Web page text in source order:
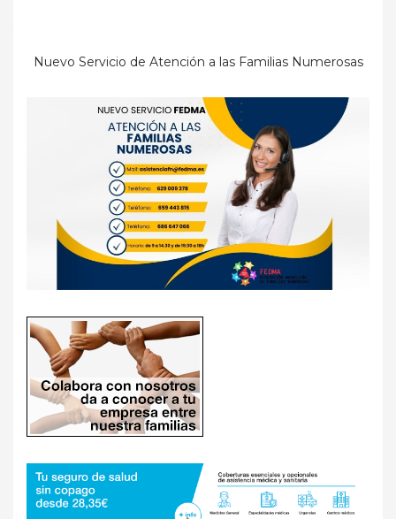
Nuevo Servicio de Atención a las Familias Numerosas